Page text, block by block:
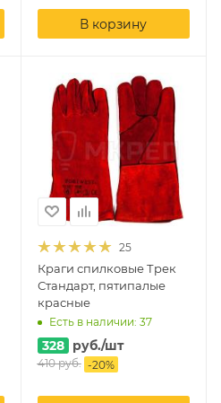
В корзину
25
Краги спилковые Трек
Стандарт, пятипалые
красные
Есть в наличии: 37
328 руб./шт
410руб. -20%